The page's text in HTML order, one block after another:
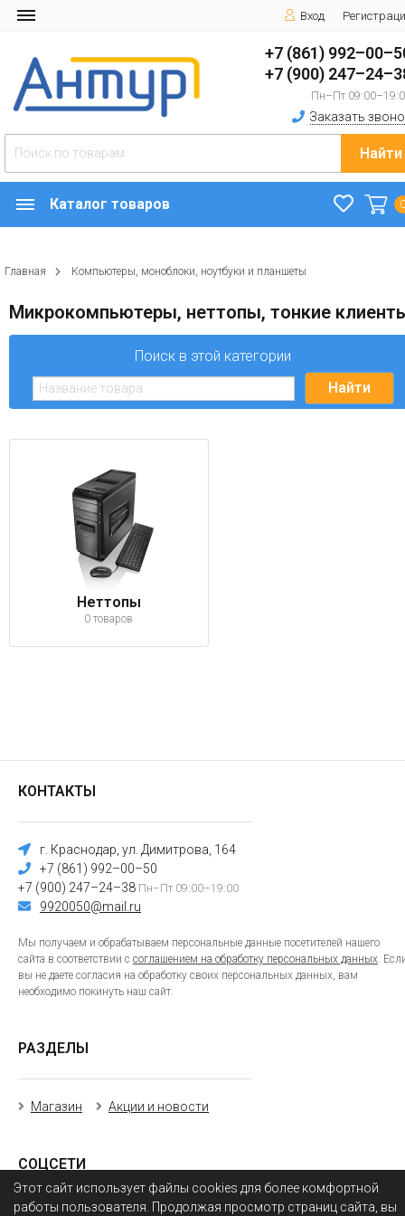
Этот сайт использует файлы cookies для более комфортной
работы пользователя. Продолжая просмотр страниц сайта, вы
Вход
+7 (861)
+7 (900)
Пн–Пт
Заказать
Найти
Каталог товаров
Главная Компьютеры, моноблоки, ноутбуки и планшеты
Микрокомпьютеры, неттопы, тонкие
Поиск в этой категории
Неттопы
0 товаров
КОНТАКТЫ
г. Краснодар, ул. Димитрова, 164
+7 (861) 992–00–50
+7 (900) 247–24–38 Пн–Пт 09:00–19:00
9920050@mail.ru
Мы получаем и обрабатываем персональные данные посетителей нашего
сайта в соответствии с соглашением на обработку персональных данных.
вы не даете согласия на обработку своих персональных данных, вам
необходимо покинуть наш сайт.
РАЗДЕЛЫ
Магазин Акции и новости
СОЦСЕТИ